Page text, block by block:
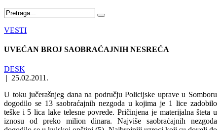
VESTI
UVEĆAN BROJ SAOBRAĆAJNIH NESREĆA
DESK
| 25.02.2011.
U toku jučerašnjeg dana na području Policijske uprave u Somboru
dogodilo se 13 saobraćajnih nezgoda u kojima je 1 lice zadobilo
teške i 5 lica lake telesne povrede. Pričinjena je materijalna šteta u
iznosu od preko milion dinara. Najviše saobraćajnih nezgoda